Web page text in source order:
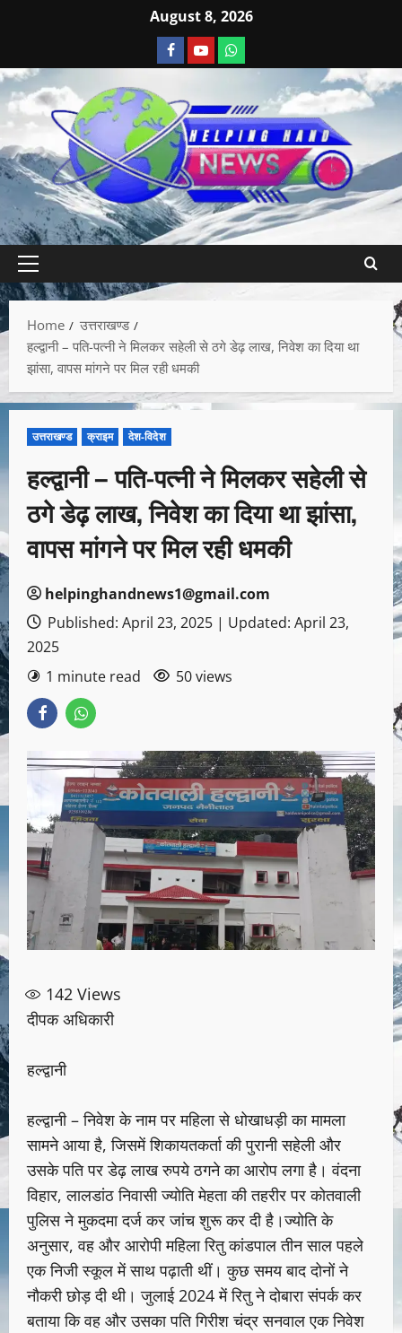
August 8, 2026
Home
उत्तराखण्ड
हल्द्वानी – पति-पत्नी ने मिलकर सहेली से ठगे डेढ़ लाख, निवेश का दिया था
झांसा, वापस मांगने पर मिल रही धमकी
उत्तराखण्ड क्राइम देश-विदेश
हल्द्वानी – पति-पत्नी ने मिलकर सहेली से
ठगे डेढ़ लाख, निवेश का दिया था झांसा,
वापस मांगने पर मिल रही धमकी
helpinghandnews1@gmail.com
Published: April 23, 2025 | Updated: April 23,
2025
1 minute read
50 views
142 Views
दीपक अधिकारी
हल्द्वानी
हल्द्वानी – निवेश के नाम पर महिला से धोखाधड़ी का मामला
सामने आया है, जिसमें शिकायतकर्ता की पुरानी सहेली और
उसके पति पर डेढ़ लाख रुपये ठगने का आरोप लगा है। वंदना
विहार, लालडांठ निवासी ज्योति मेहता की तहरीर पर कोतवाली
पुलिस ने मुकदमा दर्ज कर जांच शुरू कर दी है।ज्योति के
अनुसार, वह और आरोपी महिला रितु कांडपाल तीन साल पहले
एक निजी स्कूल में साथ पढ़ाती थीं। कुछ समय बाद दोनों ने
नौकरी छोड़ दी थी। जुलाई 2024 में रितु ने दोबारा संपर्क कर
बताया कि वह और उसका पति गिरीश चंद्र सनवाल एक निवेश